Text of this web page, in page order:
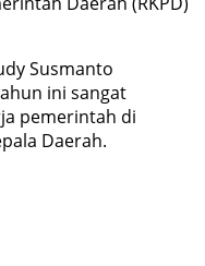
Susmanto
ini sangat
pemerintah di
Daerah.